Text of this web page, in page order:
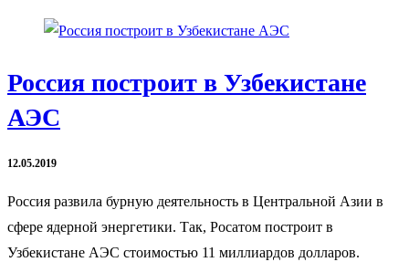
Россия построит в Узбекистане
АЭС
12.05.2019
Россия развила бурную деятельность в Центральной Азии в
сфере ядерной энергетики. Так, Росатом построит в
Узбекистане АЭС стоимостью 11 миллиардов долларов.